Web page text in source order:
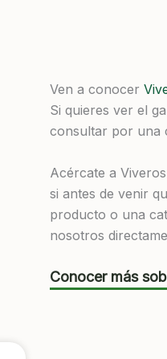
Ven a conocer
Si quieres ver el
consultar por una
Acércate a
si antes de venir
producto o una
nosotros
Conocer más